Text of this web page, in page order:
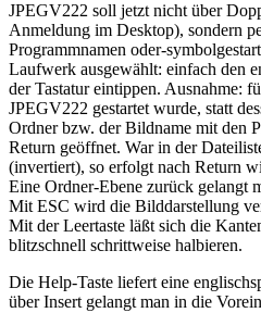
JPEGV222 soll jetzt nicht über
Anmeldung im Desktop), sondern
Programmnamen oder-
Laufwerk ausgewählt: einfach den
der Tastatur eintippen. Ausnahme:
JPEGV222 gestartet wurde, statt
Ordner bzw. der Bildname mit den
Return geöffnet. War in der
(invertiert), so erfolgt nach Return
Eine Ordner-Ebene zurück gelangt
Mit ESC wird die Bilddarstellung
Mit der Leertaste läßt sich die
blitzschnell schrittweise halbieren.
Die Help-Taste liefert eine
über Insert gelangt man in die